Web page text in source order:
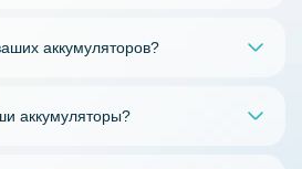
аккумуляторов?
аккумуляторы?